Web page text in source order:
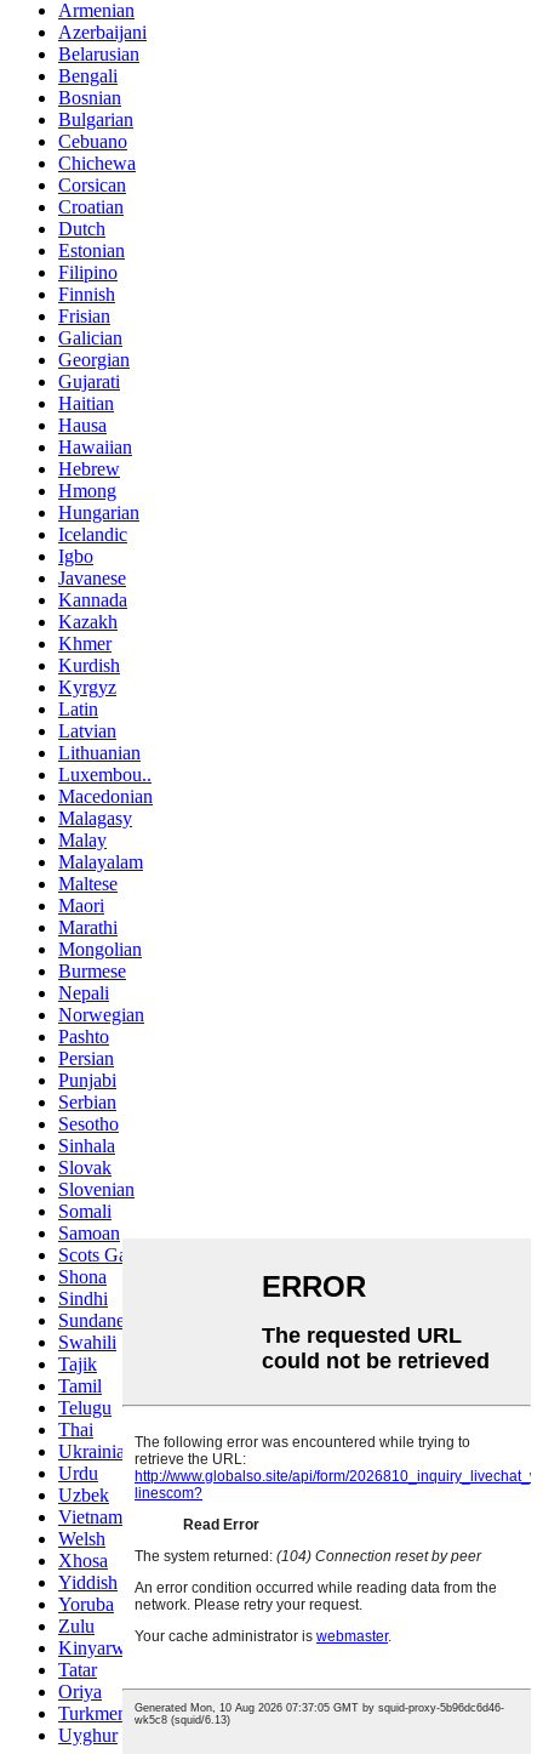
Armenian
Azerbaijani
Belarusian
Bengali
Bosnian
Bulgarian
Cebuano
Chichewa
Corsican
Croatian
Dutch
Estonian
Filipino
Finnish
Frisian
Galician
Georgian
Gujarati
Haitian
Hausa
Hawaiian
Hebrew
Hmong
Hungarian
Icelandic
Igbo
Javanese
Kannada
Kazakh
Khmer
Kurdish
Kyrgyz
Latin
Latvian
Lithuanian
Luxembou..
Macedonian
Malagasy
Malay
Malayalam
Maltese
Maori
Marathi
Mongolian
Burmese
Nepali
Norwegian
Pashto
Persian
Punjabi
Serbian
Sesotho
Sinhala
Slovak
Slovenian
Somali
Samoan
Scots Gaelic
Shona
Sindhi
Sundanese
Swahili
Tajik
Tamil
Telugu
Thai
Ukrainian
Urdu
Uzbek
Vietnamese
Welsh
Xhosa
Yiddish
Yoruba
Zulu
Kinyarwanda
Tatar
Oriya
Turkmen
Uyghur